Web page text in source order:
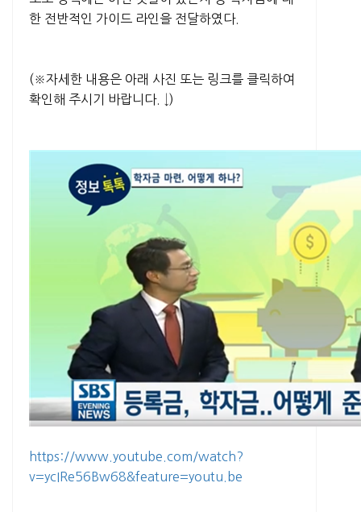
한 전반적인 가이드 라인을 전달하였다.
(※자세한 내용은 아래 사진 또는 링크를 클릭하여
확인해 주시기 바랍니다. ↓)
https://www.youtube.com/watch?
v=ycIRe56Bw68&feature=youtu.be